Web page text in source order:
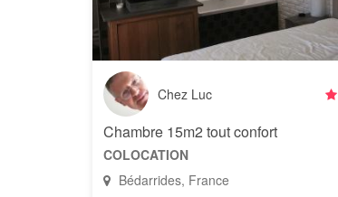
Chez Luc
Chambre 15m2 tout confort
COLOCATION
Bédarrides, France